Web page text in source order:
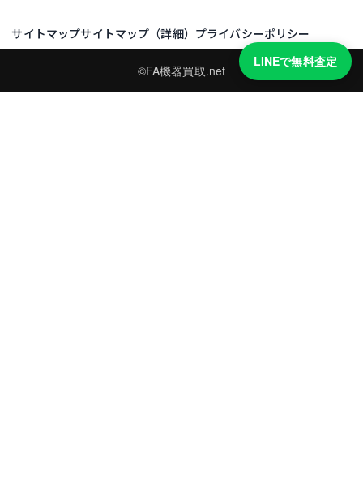
サイトマップサイトマップ（詳細） プライバシーポリシー
©FA機器買取.net
LINEで無料査定